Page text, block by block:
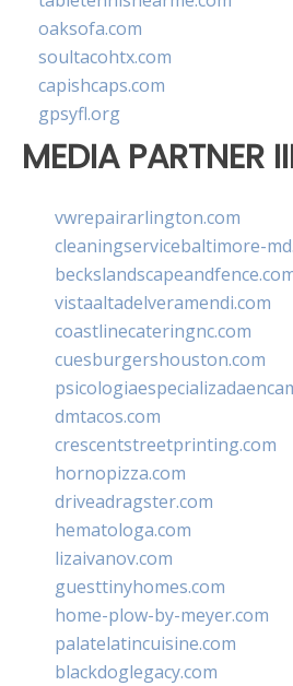
oaksofa.com
soultacohtx.com
capishcaps.com
gpsyfl.org
MEDIA PARTNER
vwrepairarlington.com
cleaningservicebaltimore-
vistaaltadelveramendi.com
coastlinecateringnc.com
cuesburgershouston.com
dmtacos.com
crescentstreetprinting.com
hornopizza.com
driveadragster.com
hematologa.com
lizaivanov.com
guesttinyhomes.com
home-plow-by-meyer.com
palatelatincuisine.com
blackdoglegacy.com